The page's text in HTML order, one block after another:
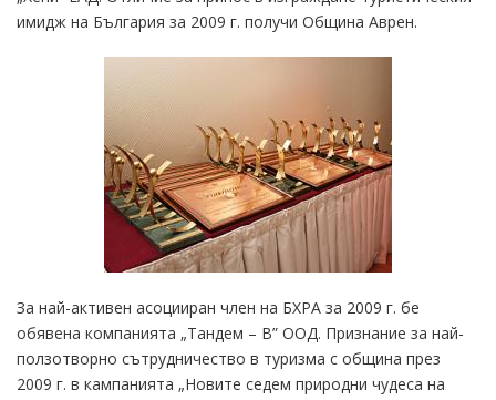
имидж на България за 2009 г. получи Община Аврен.
За най-активен асоцииран член на БХРА за 2009 г. бе
обявена компанията „Тандем – В” ООД. Признание за най-
ползотворно сътрудничество в туризма с община през
2009 г. в кампанията „Новите седем природни чудеса на